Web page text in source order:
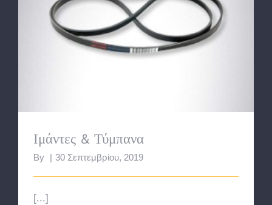
Ιμάντες & Τύμπανα
Ιμάντες & Τύμπανα
By 30 Σεπτεμβρίου, 2019
[...]